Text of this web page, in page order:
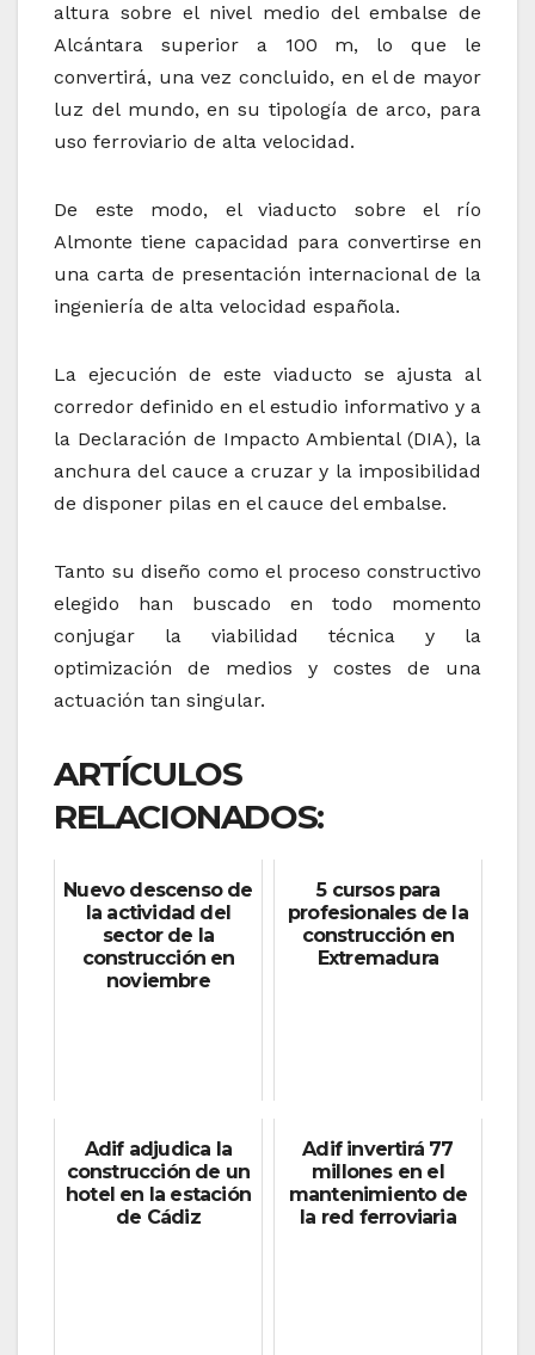
altura sobre el nivel medio del embalse de
Alcántara superior a 100 m, lo que le
convertirá, una vez concluido, en el de mayor
luz del mundo, en su tipología de arco, para
uso ferroviario de alta velocidad.
De este modo, el viaducto sobre el río
Almonte tiene capacidad para convertirse en
una carta de presentación internacional de la
ingeniería de alta velocidad española.
La ejecución de este viaducto se ajusta al
corredor definido en el estudio informativo y a
la Declaración de Impacto Ambiental (DIA), la
anchura del cauce a cruzar y la imposibilidad
de disponer pilas en el cauce del embalse.
Tanto su diseño como el proceso constructivo
elegido han buscado en todo momento
conjugar la viabilidad técnica y la
optimización de medios y costes de una
actuación tan singular.
ARTÍCULOS
RELACIONADOS:
Nuevo descenso de
la actividad del
sector de la
construcción en
noviembre
5 cursos para
profesionales de la
construcción en
Extremadura
Adif adjudica la
construcción de un
hotel en la estación
de Cádiz
Adif invertirá 77
millones en el
mantenimiento de
la red ferroviaria